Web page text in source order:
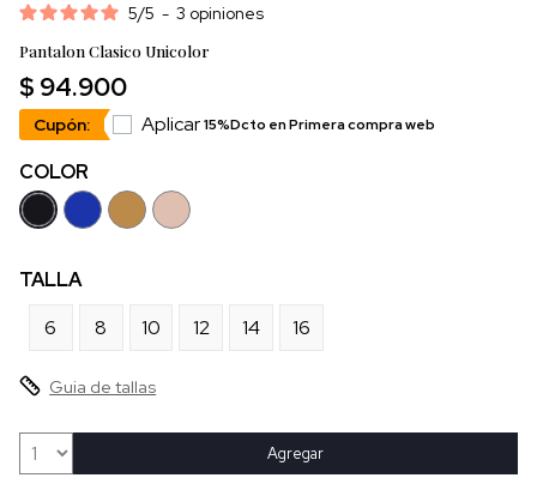
5/5 - 3 opiniones
Pantalon Clasico Unicolor
$ 94.900
Cupón: Aplicar15%Dcto en Primera compra web
COLOR
TALLA
6
8 10 12 14 16
Guia de tallas
Agregar